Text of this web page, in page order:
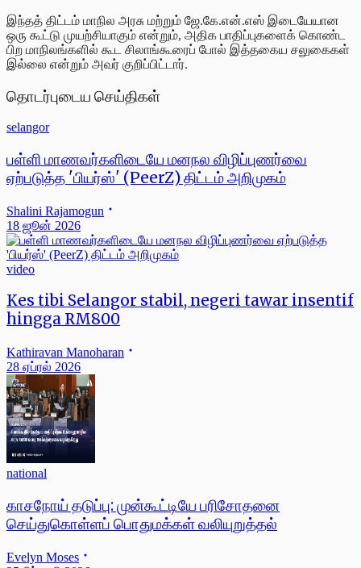
இந்தத் திட்டம் மாநில அரசு மற்றும் ஜே.கே.என்.எஸ் இடையேயான
ஒரு கூட்டு முயற்சியாகும் என்றும், அதிக பாதிப்புகளைக் கொண்ட
பிற மாநிலங்களில் கூட சிலாங்கூரைப் போல் இத்தகைய சலுகைகள்
இல்லை என்றும் அவர் குறிப்பிட்டார்.
தொடர்புடைய செய்திகள்
selangor
பள்ளி மாணவர்களிடையே மனநல விழிப்புணர்வை
ஏற்படுத்த 'பியர்ஸ்' (PeerZ) திட்டம் அறிமுகம்
Shalini Rajamogun
18 ஜூன் 2026
video
Kes tibi Selangor stabil, negeri tawar insentif
hingga RM800
Kathiravan Manoharan
28 ஏப்ரல் 2026
national
காசநோய் தடுப்பு: முன்கூட்டியே பரிசோதனை
செய்துகொள்ளப் பொதுமக்கள் வலியுறுத்தல்
Evelyn Moses